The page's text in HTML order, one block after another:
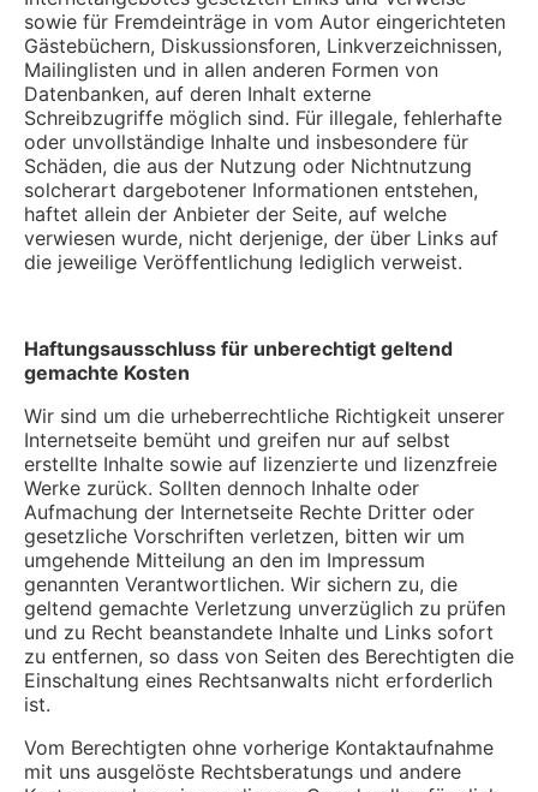
sowie für Fremdeinträge in vom Autor eingerichteten
Gästebüchern, Diskussionsforen, Linkverzeichnissen,
Mailinglisten und in allen anderen Formen von
Datenbanken, auf deren Inhalt externe
Schreibzugriffe möglich sind. Für illegale, fehlerhafte
oder unvollständige Inhalte und insbesondere für
Schäden, die aus der Nutzung oder Nichtnutzung
solcherart dargebotener Informationen entstehen,
haftet allein der Anbieter der Seite, auf welche
verwiesen wurde, nicht derjenige, der über Links auf
die jeweilige Veröffentlichung lediglich verweist.
Haftungsausschluss für unberechtigt geltend
gemachte Kosten
Wir sind um die urheberrechtliche Richtigkeit unserer
Internetseite bemüht und greifen nur auf selbst
erstellte Inhalte sowie auf lizenzierte und lizenzfreie
Werke zurück. Sollten dennoch Inhalte oder
Aufmachung der Internetseite Rechte Dritter oder
gesetzliche Vorschriften verletzen, bitten wir um
umgehende Mitteilung an den im Impressum
genannten Verantwortlichen. Wir sichern zu, die
geltend gemachte Verletzung unverzüglich zu prüfen
und zu Recht beanstandete Inhalte und Links sofort
zu entfernen, so dass von Seiten des Berechtigten die
Einschaltung eines Rechtsanwalts nicht erforderlich
ist.
Vom Berechtigten ohne vorherige Kontaktaufnahme
mit uns ausgelöste Rechtsberatungs und andere